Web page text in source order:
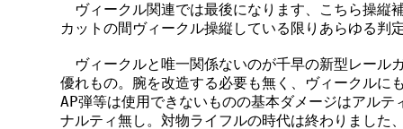
ヴィークル関連では最後になります、こちら操縦
カットの間ヴィークル操縦している限りあらゆる判
ヴィークルと唯一関係ないのが千早の新型レール
優れもの。腕を改造する必要も無く、ヴィークルに
AP弾等は使用できないものの基本ダメージはアルテ
ナルティ無し。対物ライフルの時代は終わりました